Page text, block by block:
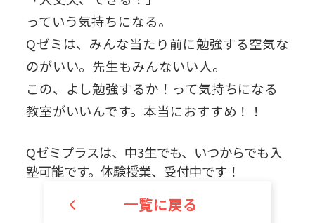
っていう気持ちになる。
Qゼミは、みんな当たり前に勉強する空気な
のがいい。先生もみんないい人。
この、よし勉強するか！って気持ちになる
教室がいいんです。本当におすすめ！！
Qゼミプラスは、中3生でも、いつからでも入
塾可能です。体験授業、受付中です！
一覧に戻る